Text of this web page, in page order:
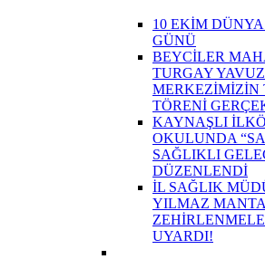
10 EKİM
GÜNÜ
BEYCİLER
TURGAY
MERKEZİMİZİN
TÖRENİ
KAYNAŞLI
OKULUNDA
SAĞLIKLI
DÜZENLENDİ
İL SAĞLIK
YILMAZ
UYARDI!